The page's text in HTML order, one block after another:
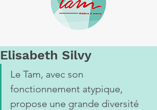
Elisabeth Silvy
Le Tam, avec son
fonctionnement atypique,
propose une grande diversité